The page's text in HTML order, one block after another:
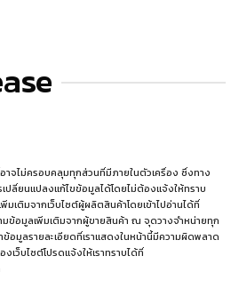
จไม่ครอบคลุมทุกส่วนที่มีภายในตัวเครื่อง ซึ่งทาง
เปลี่ยนแปลงแก้ไขข้อมูลได้โดยไม่ต้องแจ้งให้ทราบ
เติมจากเว็บไซต์ผู้ผลิตสินค้าโดยเข้าไปอ่านได้ที่
มข้อมูลเพิ่มเติมจากผู้ขายสินค้า ณ จุดวางจำหน่ายทุก
อมูลรายละเอียดที่เราแสดงในหน้านี้มีความผิดพลาด
ว็บไซต์โปรดแจ้งให้เราทราบได้ที่